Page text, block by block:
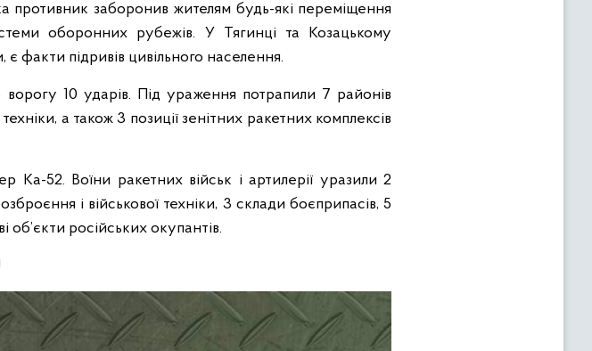
противник заборонив жителям будь-які переміщення
оборонних рубежів. У Тягинці та Козацькому
факти підривів цивільного населення.
10 ударів. Під ураження потрапили 7 районів
а також 3 позиції зенітних ракетних комплексів
52. Воїни ракетних військ і артилерії уразили 2
і військової техніки, 3 склади боєприпасів, 5
об’єкти російських окупантів.